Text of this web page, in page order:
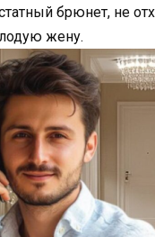
брюнет, не
жену.